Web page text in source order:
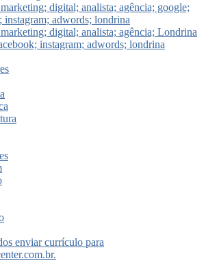
digital; analista; agência; google;
instagram; adwords; londrina
digital; analista; agência; Londrina
instagram; adwords; londrina
enviar currículo para